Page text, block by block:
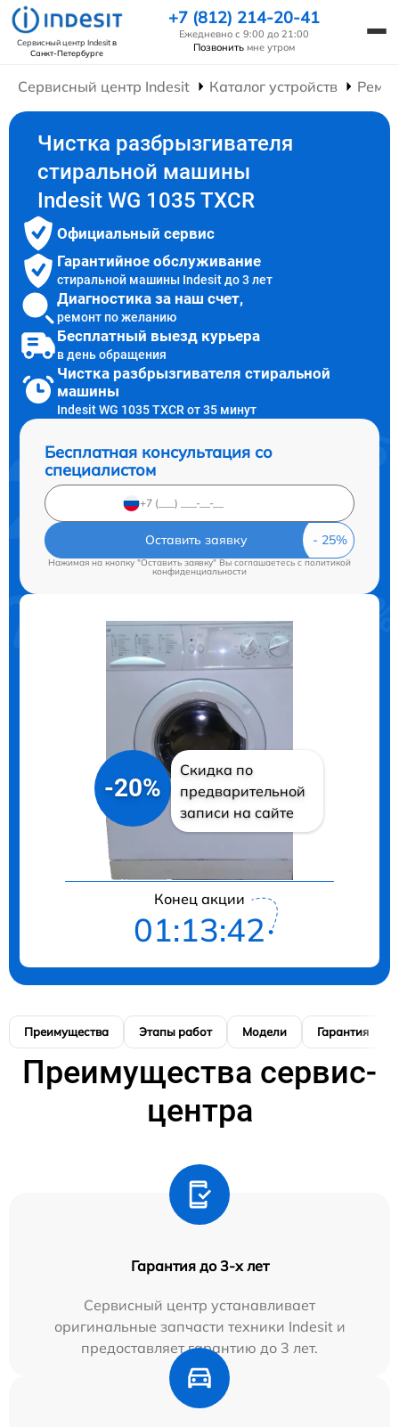
Сервисный центр Indesitв
Санкт-Петербурге
+7 (812) 214-20-41
Ежедневно с 9:00 до 21:00
Позвонить мне утром
Сервисный центр Indesit Каталог устройств
Чистка разбрызгивателя
стиральной машины
Indesit WG 1035 TXCR
Официальный сервис
Гарантийное обслуживание
стиральной машины Indesit до 3 лет
Диагностика за наш счет,
ремонт по желанию
Бесплатный выезд курьера
в день обращения
Чистка разбрызгивателя стиральной
машины
Indesit WG 1035 TXCR от 35 минут
Бесплатная консультация со
специалистом
Оставить заявку
Нажимая на кнопку "Оставить заявку" Вы соглашаетесь cполитикой
конфиденциальности
-20%
Скидка по
предварительной
записи на сайте
Конец акции
01:13:41
Преимущества Этапы работ Модели Гарантия
Преимущества сервис-
центра
Гарантия до 3-х лет
Сервисный центр устанавливает
оригинальные запчасти техники Indesit и
предоставляет гарантию до 3 лет.